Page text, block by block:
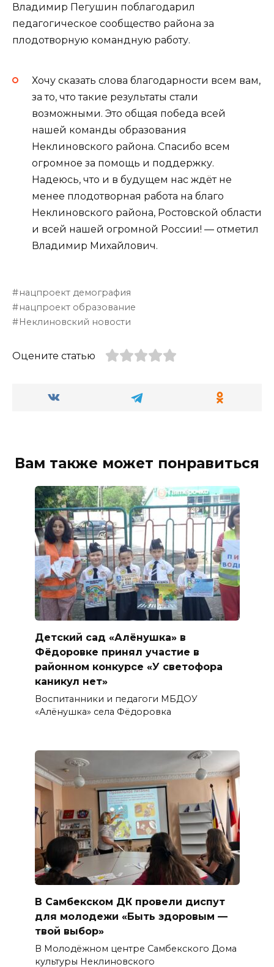
Владимир Пегушин поблагодарил
педагогическое сообщество района за
плодотворную командную работу.
Хочу сказать слова благодарности всем вам,
за то, что такие результаты стали
возможными. Это общая победа всей
нашей команды образования
Неклиновского района. Спасибо всем
огромное за помощь и поддержку.
Надеюсь, что и в будущем нас ждёт не
менее плодотворная работа на благо
Неклиновского района, Ростовской области
и всей нашей огромной России! — отметил
Владимир Михайлович.
нацпроект демография
нацпроект образование
Неклиновский новости
Оцените статью
Вам также может понравиться
Детский сад «Алёнушка» в
Фёдоровке принял участие в
районном конкурсе «У светофора
каникул нет»
Воспитанники и педагоги МБДОУ
«Алёнушка» села Фёдоровка
В Самбекском ДК провели диспут
для молодежи «Быть здоровым —
твой выбор»
В Молодёжном центре Самбекского Дома
культуры Неклиновского